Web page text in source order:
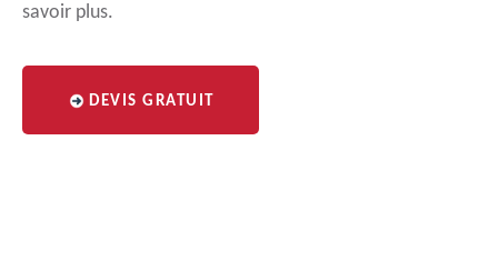
savoir plus.
DEVIS GRATUIT